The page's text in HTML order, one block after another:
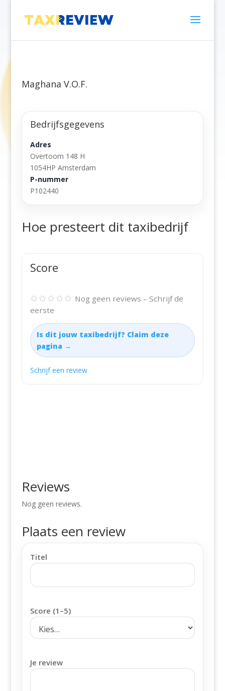
Maghana V.O.F.
Bedrijfsgegevens
Adres
Overtoom 148 H
1054HP Amsterdam
P-nummer
P102440
Hoe presteert dit taxibedrijf
Score
✩✩✩✩✩ Nog geen reviews – Schrijf de
eerste
Is dit jouw taxibedrijf? Claim deze
pagina →
Schrijf een review
Reviews
Nog geen reviews.
Plaats een review
Titel
Score (1–5)
Je review